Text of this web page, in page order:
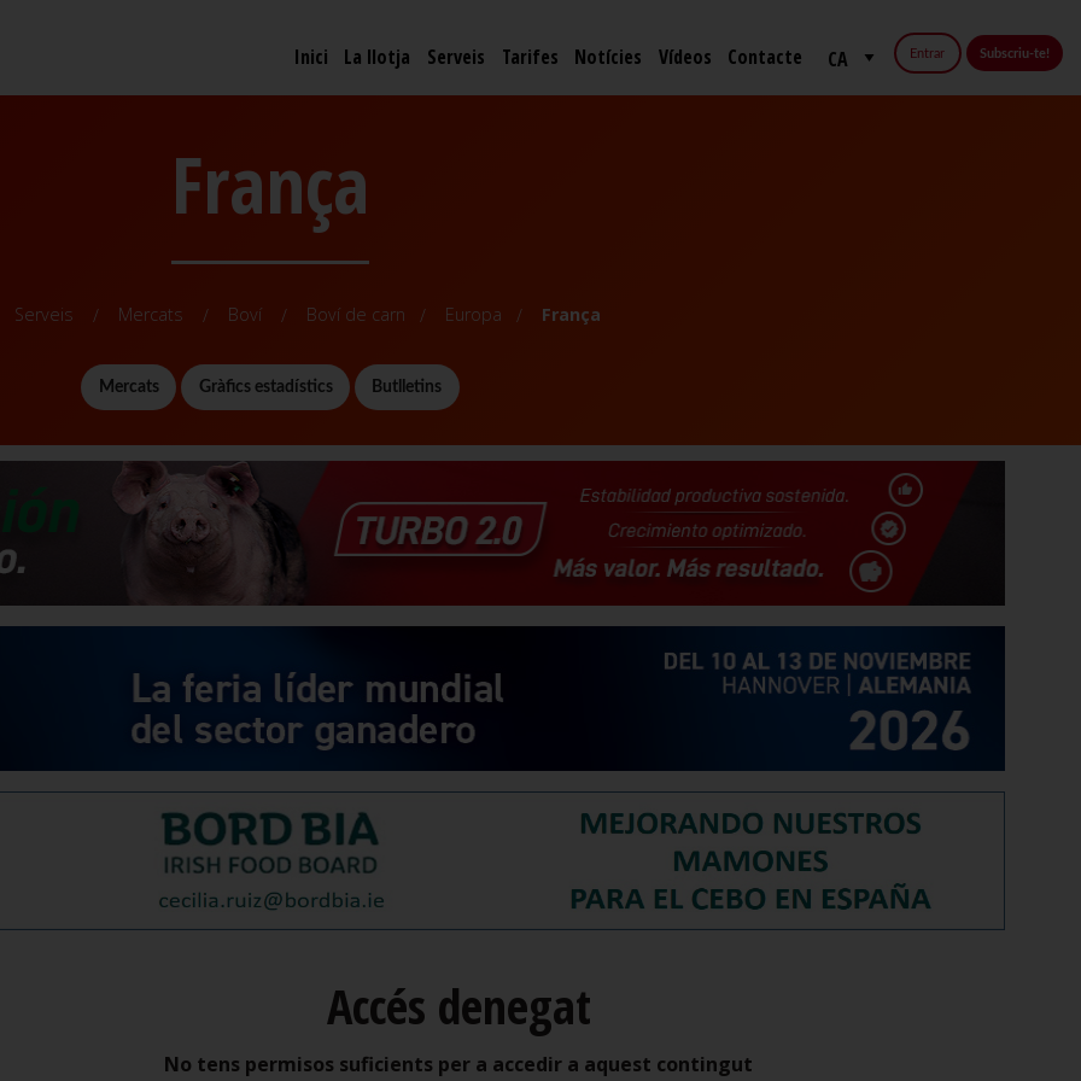
Entrar Subscriu-te!
Inici La llotja Serveis Tarifes Notícies Vídeos Contacte
França
Serveis Mercats Boví Boví de carn Europa França
Mercats Gràfics estadístics Butlletins
Accés denegat
No tens permisos suficients per a accedir a aquest contingut